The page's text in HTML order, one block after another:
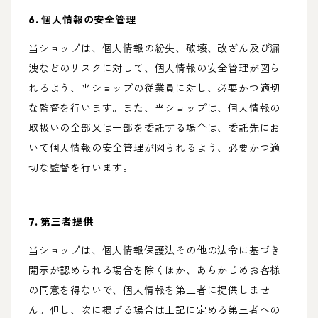
6. 個人情報の安全管理
当ショップは、個人情報の紛失、破壊、改ざん及び漏
洩などのリスクに対して、個人情報の安全管理が図ら
れるよう、当ショップの従業員に対し、必要かつ適切
な監督を行います。また、当ショップは、個人情報の
取扱いの全部又は一部を委託する場合は、委託先にお
いて個人情報の安全管理が図られるよう、必要かつ適
切な監督を行います。
7. 第三者提供
当ショップは、個人情報保護法その他の法令に基づき
開示が認められる場合を除くほか、あらかじめお客様
の同意を得ないで、個人情報を第三者に提供しませ
ん。但し、次に掲げる場合は上記に定める第三者への